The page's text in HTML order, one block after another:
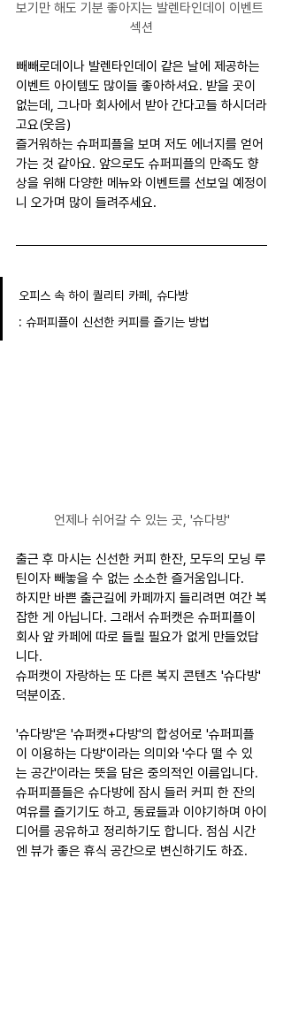
보기만 해도 기분 좋아지는 발렌타인데이 이벤트
섹션
빼빼로데이나 발렌타인데이 같은 날에 제공하는
이벤트 아이템도 많이들 좋아하셔요. 받을 곳이
없는데, 그나마 회사에서 받아 간다고들 하시더라
고요(웃음)
즐거워하는 슈퍼피플을 보며 저도 에너지를 얻어
가는 것 같아요. 앞으로도 슈퍼피플의 만족도 향
상을 위해 다양한 메뉴와 이벤트를 선보일 예정이
니 오가며 많이 들려주세요.
오피스 속 하이 퀄리티 카페, 슈다방
: 슈퍼피플이 신선한 커피를 즐기는 방법
언제나 쉬어갈 수 있는 곳, '슈다방'
출근 후 마시는 신선한 커피 한잔, 모두의 모닝 루
틴이자 빼놓을 수 없는 소소한 즐거움입니다.
하지만 바쁜 출근길에 카페까지 들리려면 여간 복
잡한 게 아닙니다. 그래서 슈퍼캣은 슈퍼피플이
회사 앞 카페에 따로 들릴 필요가 없게 만들었답
니다.
슈퍼캣이 자랑하는 또 다른 복지 콘텐츠 '슈다방'
덕분이죠.
'슈다방'은 '슈퍼캣+다방'의 합성어로 '슈퍼피플
이 이용하는 다방'이라는 의미와 '수다 떨 수 있
는 공간'이라는 뜻을 담은 중의적인 이름입니다.
슈퍼피플들은 슈다방에 잠시 들러 커피 한 잔의
여유를 즐기기도 하고, 동료들과 이야기하며 아이
디어를 공유하고 정리하기도 합니다. 점심 시간
엔 뷰가 좋은 휴식 공간으로 변신하기도 하죠.